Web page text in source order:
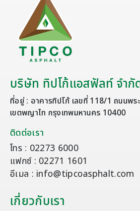
บริษัท ทิปโก้แอสฟัลท์ จำกั
ที่อยู่ : อาคารทิปโก้ เลขที่ 118/1 ถนนพ
เขตพญาไท กรุงเทพมหานคร 10400
ติดต่อเรา
โทร : 02273 6000
แฟกซ์ : 02271 1601
อีเมล : info@tipcoasphalt.com
เกี่ยวกับเรา